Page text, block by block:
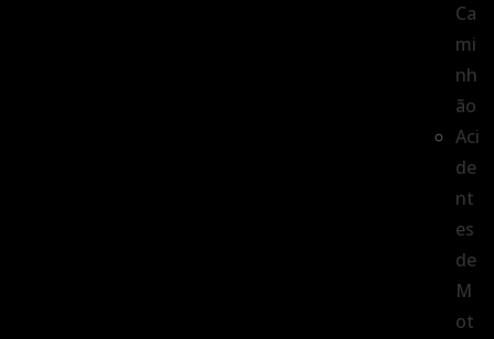
Ca
mi
nh
ão
Aci
de
nt
es
de
M
ot